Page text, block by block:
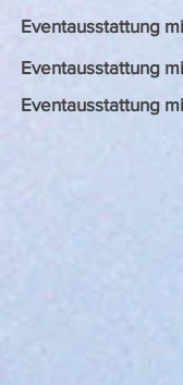
Eventausstattung
Eventausstattung
Eventausstattung